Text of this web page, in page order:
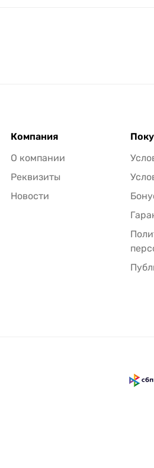
Компания
О компании
Реквизиты
Новости